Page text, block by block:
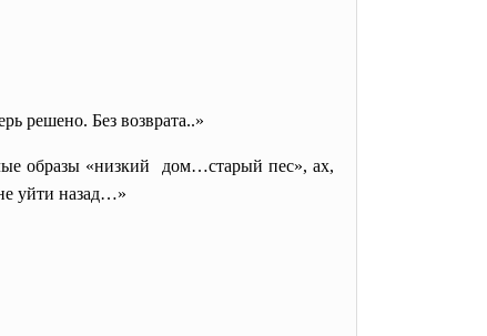
решено. Без возврата..»
образы «низкий дом…старый пес», ах,
уйти назад…»